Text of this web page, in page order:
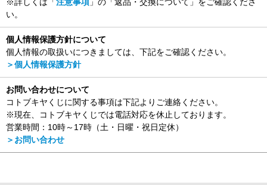
い。
個人情報保護方針について
個人情報の取扱いにつきましては、下記をご確認ください。
＞個人情報保護方針
お問い合わせについて
コトブキヤくじに関する事項は下記よりご連絡ください。
※現在、コトブキヤくじでは電話対応を休止しております。
営業時間：10時～17時（土・日曜・祝日定休）
＞お問い合わせ